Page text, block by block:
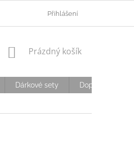
ÚDAJŮ OVĚŘOVÁNÍ VĚKU
Přihlášení
NÁKUPNÍ
Prázdný košík
Dárkové sety Doplňky